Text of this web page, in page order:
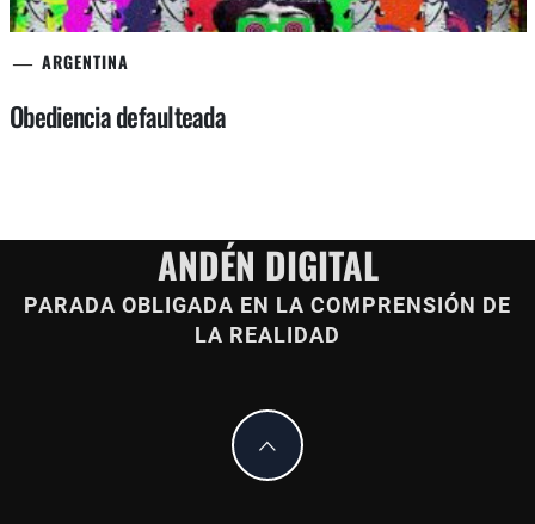
ARGENTINA
Obediencia defaulteada
ANDÉN DIGITAL
PARADA OBLIGADA EN LA COMPRENSIÓN DE
LA REALIDAD